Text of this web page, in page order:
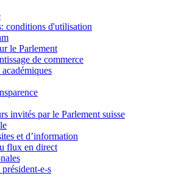
conditions d'utilisation
le Parlement
de commerce
académiques
invités par le Parlement suisse
et d’information
flux en direct
e-s